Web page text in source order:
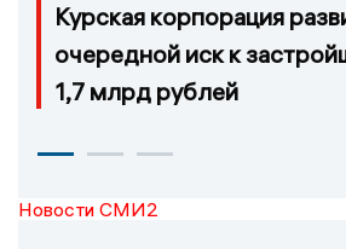
Курская корпорация
очередной иск к
1,7 млрд рублей
Новости СМИ2